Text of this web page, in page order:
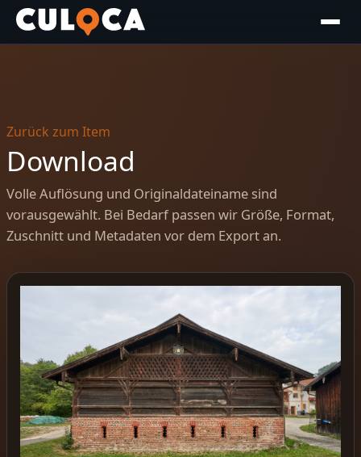
Zurück zum Item
Download
Volle Auflösung und Originaldateiname sind
vorausgewählt. Bei Bedarf passen wir Größe, Format,
Zuschnitt und Metadaten vor dem Export an.